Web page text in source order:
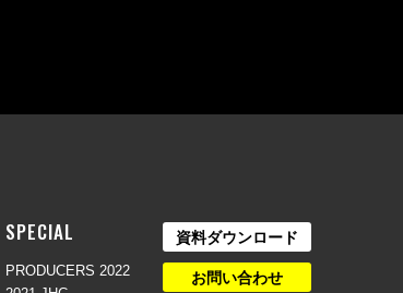
SPECIAL
PRODUCERS 2022
資料ダウンロード
お問い合わせ